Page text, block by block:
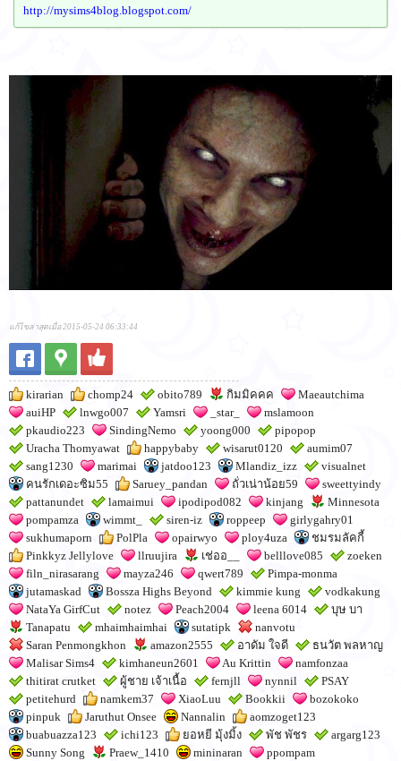
http://mysims4blog.blogspot.com/
แก้ไขล่าสุดเมื่อ 2015-05-24 06:33:44
kirarian chomp24 obito789 กิมมิคคค
Maeautchima
auiHP
lnwgo007 Yamsri _star_
mslamoon
pkaudio223
SindingNemo yoong000
pipopop
Uracha Thomyawat
happybaby wisarut0120
aumim07
sang1230
marimai jatdoo123 Mlandiz_izz
visualnet
คนรักเดอะซิม55
Saruey_pandan ถั่วเน่าน้อย59
sweettyindy
pattanundet
lamaimui ipodipod082 kinjang
Minnesota
pompamza
wimmt_ siren-iz roppeep
girlygahry01
sukhumaporn
PolPla opairwyo ploy4uza
ชมรมลัคกี้
Pinkkyz Jellylove
llruujira เช่ออ__ belllove085
zoeken
filn_nirasarang
mayza246 qwert789
Pimpa-monma
jutamaskad
Bossza Highs Beyond kimmie kung
vodkakung
NataYa GirfCut
notez Peach2004 leena 6014
บุษ บา
Tanapatu
mhaimhaimhai sutatipk
nanvotu
Saran Penmongkhon
amazon2555 อาดัม ใจดี
ธนวัต พลหาญ
Malisar Sims4
kimhaneun2601 Au Krittin
namfonzaa
thitirat crutket
ผู้ชาย เจ้าเนื้อ fernjll nynnil
PSAY
petitehurd
namkem37 XiaoLuu Bookkii
bozokoko
pinpuk
Jaruthut Onsee Nannalin
aomzoget123
buabuazza123
ichi123 ยอหยี มุ้งมิ้ง พัช พัชร
argarg123
Sunny Song
Praew_1410 mininaran
ppompam